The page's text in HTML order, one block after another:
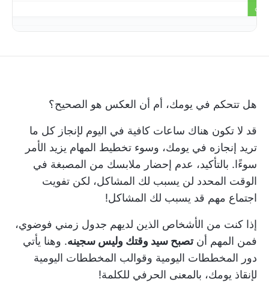
هل تتحكم في يومك، أم أن العكس هو الصحيح؟
قد لا تكون هناك ساعات كافية في اليوم لإنجاز كل ما
تريد إنجازه في يومك، وسوء تخطيط المهام يزيد الأمر
سوءًا. بالتأكيد، عدم إحضار ملابسك من المصبغة في
الوقت المحدد لن يسبب لك المشاكل، لكن تفويت
اجتماع مهم قد يسبب لك المشاكل!
إذا كنت من الأشخاص الذين لديهم جدول زمني فوضوي،
فمن المهم أنتصبح سيد وقتك وليس سجينه. وهنا يأتي
دور المخططات اليومية وقوالب المخططات اليومية
لإنقاذ يومك، بالمعنى الحرفي للكلمة!